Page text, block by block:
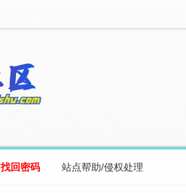
找回密码 站点帮助/侵权处理